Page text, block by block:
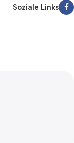
Soziale Links